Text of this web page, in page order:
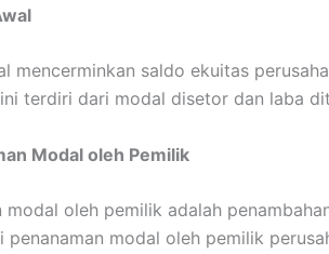
mencerminkan saldo ekuitas
terdiri dari modal disetor dan laba
Modal oleh Pemilik
modal oleh pemilik adalah
penanaman modal oleh pemilik